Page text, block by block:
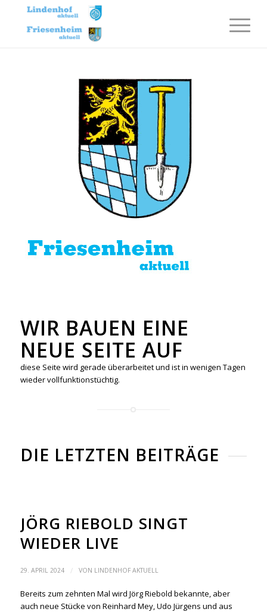
WIR BAUEN EINE
NEUE SEITE AUF
diese Seite wird gerade überarbeitet und ist in wenigen Tagen
wieder vollfunktionstüchtig.
DIE LETZTEN BEITRÄGE
JÖRG RIEBOLD SINGT
WIEDER LIVE
29. APRIL 2024 / VON LINDENHOF AKTUELL
Bereits zum zehnten Mal wird Jörg Riebold bekannte, aber
auch neue Stücke von Reinhard Mey, Udo Jürgens und aus